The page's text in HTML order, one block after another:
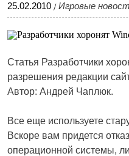
25.02.2010 / Игровые
Статья Разработчики
разрешения редакции
Автор: Андрей Чаплюк.
Все еще используете
Вскоре вам придется
операционной системы,